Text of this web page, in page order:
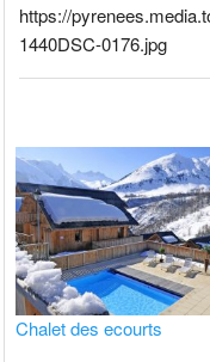
https://
1440DSC-0176.jpg
Chalet des ecourts